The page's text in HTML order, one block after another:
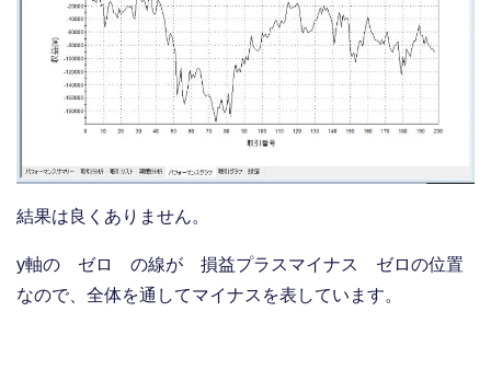
結果は良くありません。
y軸の ゼロ の線が 損益プラスマイナス ゼロの位置
なので、全体を通してマイナスを表しています。